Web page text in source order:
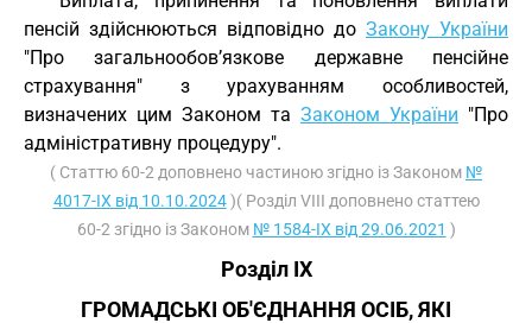
пенсій здійснюються відповідно до Закону України
"Про загальнообов’язкове державне пенсійне
страхування" з урахуванням особливостей,
визначених цим Законом та Законом України "Про
адміністративну процедуру".
( Статтю 60-2 доповнено частиною згідно із Законом №
4017-IX від 10.10.2024)( Розділ VIII доповнено статтею
60-2 згідно із Законом № 1584-IX від 29.06.2021 )
Розділ IX
ГРОМАДСЬКІ ОБ'ЄДНАННЯ ОСІБ, ЯКІ